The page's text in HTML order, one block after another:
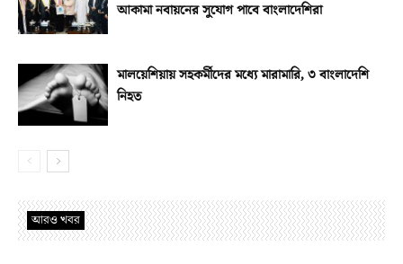
আকামা নবায়নের সুযোগ পাবে বাংলাদেশিরা
মালয়েশিয়ায় সহকর্মীদের মধ্যে মারামারি, ৩ বাংলাদেশি
নিহত
আরও খবর